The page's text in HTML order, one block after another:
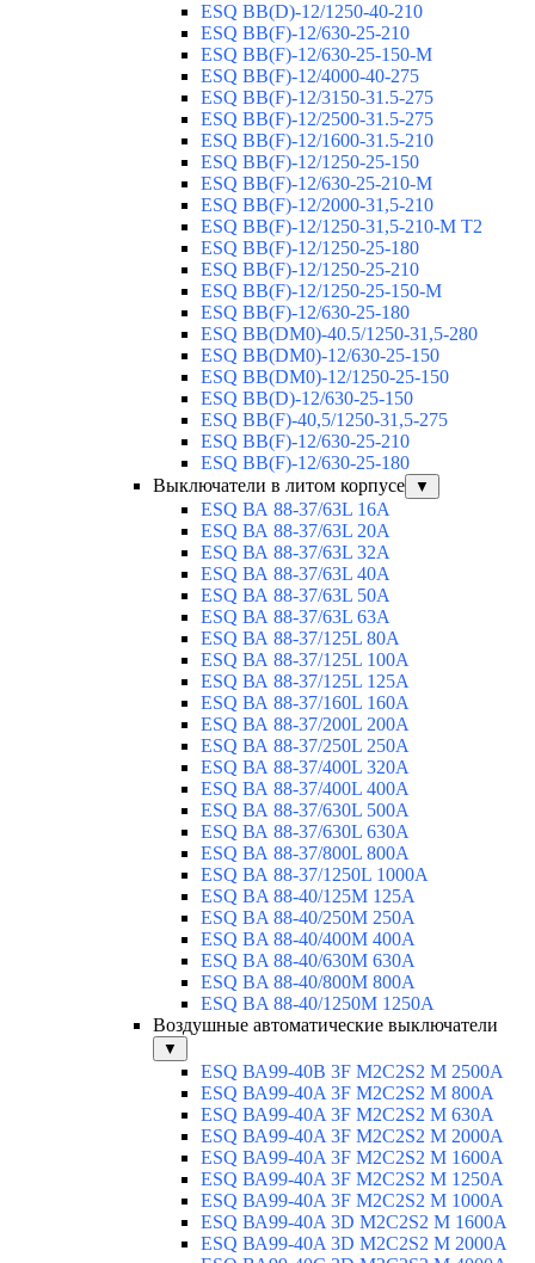
ESQ BB(D)-12/1250-40-210
ESQ ВВ(F)-12/630-25-210
ESQ ВВ(F)-12/630-25-150-М
ESQ ВВ(F)-12/4000-40-275
ESQ ВВ(F)-12/3150-31.5-275
ESQ ВВ(F)-12/2500-31.5-275
ESQ ВВ(F)-12/1600-31.5-210
ESQ ВВ(F)-12/1250-25-150
ESQ BB(F)-12/630-25-210-М
ESQ BB(F)-12/2000-31,5-210
ESQ BB(F)-12/1250-31,5-210-М T2
ESQ BB(F)-12/1250-25-180
ESQ ВВ(F)-12/1250-25-210
ESQ ВВ(F)-12/1250-25-150-М
ESQ BB(F)-12/630-25-180
ESQ ВВ(DM0)-40.5/1250-31,5-280
ESQ ВВ(DM0)-12/630-25-150
ESQ ВВ(DM0)-12/1250-25-150
ESQ BB(D)-12/630-25-150
ESQ ВВ(F)-40,5/1250-31,5-275
ESQ ВВ(F)-12/630-25-210
ESQ ВВ(F)-12/630-25-180
Выключатели в литом корпусе
▼
ESQ ВА 88-37/63L 16A
ESQ ВА 88-37/63L 20A
ESQ ВА 88-37/63L 32A
ESQ ВА 88-37/63L 40A
ESQ ВА 88-37/63L 50A
ESQ ВА 88-37/63L 63A
ESQ ВА 88-37/125L 80A
ESQ ВА 88-37/125L 100A
ESQ ВА 88-37/125L 125A
ESQ ВА 88-37/160L 160A
ESQ ВА 88-37/200L 200A
ESQ ВА 88-37/250L 250A
ESQ ВА 88-37/400L 320A
ESQ ВА 88-37/400L 400A
ESQ ВА 88-37/630L 500A
ESQ ВА 88-37/630L 630A
ESQ ВА 88-37/800L 800A
ESQ ВА 88-37/1250L 1000A
ESQ BA 88-40/125M 125A
ESQ BA 88-40/250M 250A
ESQ BA 88-40/400M 400A
ESQ BA 88-40/630М 630A
ESQ BA 88-40/800M 800A
ESQ BA 88-40/1250М 1250A
Воздушные автоматические выключатели
▼
ESQ ВА99-40B 3F M2C2S2 M 2500A
ESQ ВА99-40A 3F M2C2S2 М 800A
ESQ ВА99-40A 3F M2C2S2 М 630A
ESQ ВА99-40A 3F M2C2S2 М 2000A
ESQ ВА99-40A 3F M2C2S2 М 1600A
ESQ ВА99-40A 3F M2C2S2 М 1250A
ESQ ВА99-40A 3F M2C2S2 М 1000A
ESQ ВА99-40A 3D M2C2S2 M 1600A
ESQ ВА99-40A 3D M2C2S2 M 2000A